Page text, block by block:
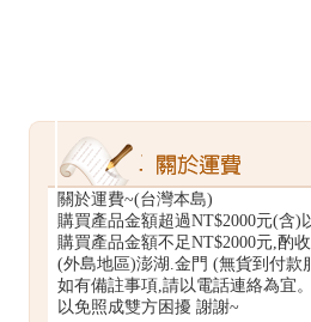
關於運費~(台灣本島)
購買產品金額超過NT$2000元(含)
購買產品金額不足NT$2000元,酌
(外島地區)澎湖.金門 (無貨到付款
如有備註事項,請以電話連絡為宜
以免照成雙方困擾 謝謝~